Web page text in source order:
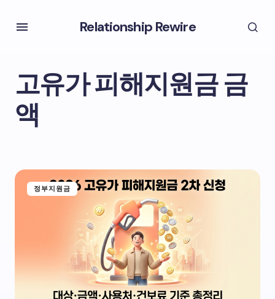
Relationship Rewire
고유가 피해지원금 금
액
정부지원금